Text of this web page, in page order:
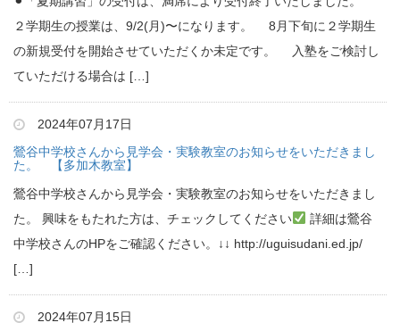
２学期生の授業は、9/2(月)〜になります。 8月下旬に２学期生
の新規受付を開始させていただくか未定です。 入塾をご検討し
ていただける場合は […]
2024年07月17日
鶯谷中学校さんから見学会・実験教室のお知らせをいただきまし
た。 【多加木教室】
鶯谷中学校さんから見学会・実験教室のお知らせをいただきまし
た。 興味をもたれた方は、チェックしてください
詳細は鶯谷
中学校さんのHPをご確認ください。↓↓ http://uguisudani.ed.jp/
[…]
2024年07月15日